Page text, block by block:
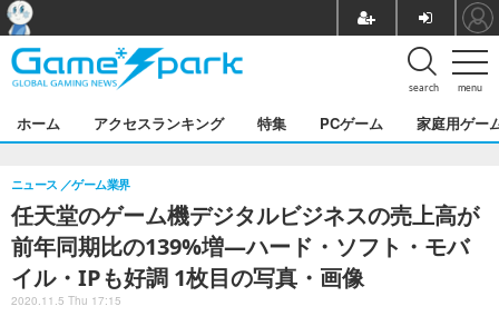
menu
search
ホーム アクセスランキング 特集 PCゲーム 家庭用ゲー
任天堂のゲーム機デジタルビジネスの売上高が
前年同期比の139%増―ハード・ソフト・モバ
イル・IPも好調 1枚目の写真・画像
ニュース ゲーム業界
2020.11.5 Thu 17:15